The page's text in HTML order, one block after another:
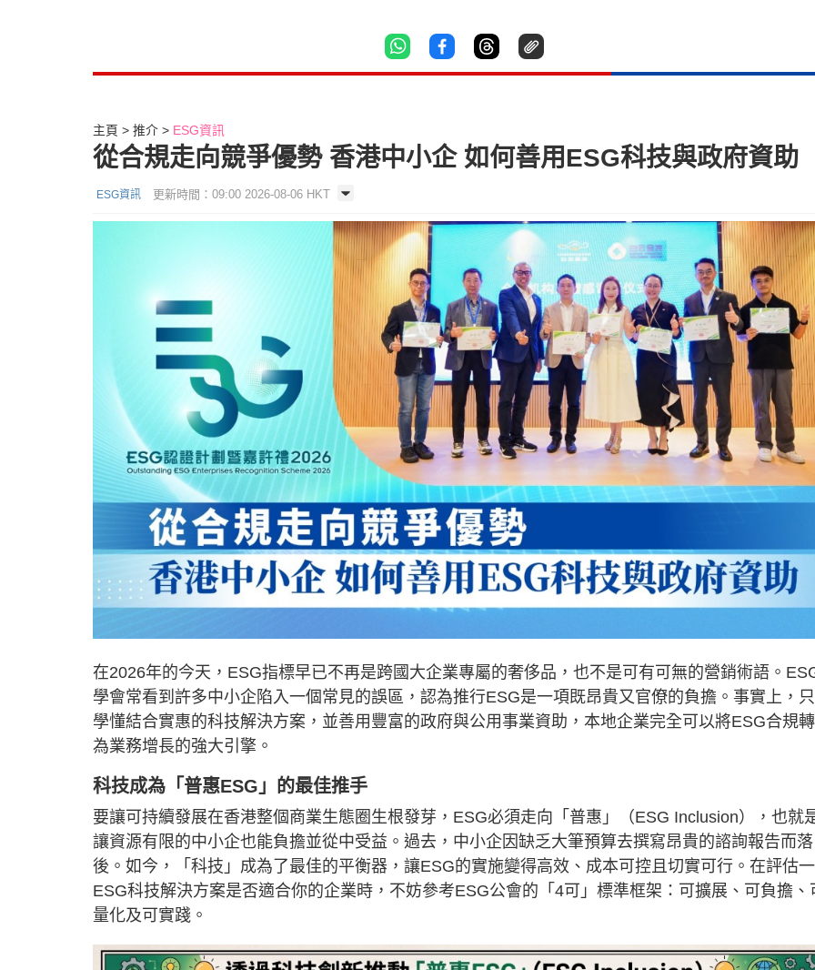
主頁 推介 ESG資訊
從合規走向競爭優勢 香港中小企 如何善用ESG科技與政府資助
ESG資訊 更新時間：09:00 2026-08-06 HKT
在2026年的今天，ESG指標早已不再是跨國大企業專屬的奢侈品，也不是可有可無的營銷術語。
學會常看到許多中小企陷入一個常見的誤區，認為推行ESG是一項既昂貴又官僚的負擔。事實上，
學懂結合實惠的科技解決方案，並善用豐富的政府與公用事業資助，本地企業完全可以將ESG合規
為業務增長的強大引擎。
科技成為「普惠ESG」的最佳推手
要讓可持續發展在香港整個商業生態圈生根發芽，ESG必須走向「普惠」（ESG Inclusion），也就
讓資源有限的中小企也能負擔並從中受益。過去，中小企因缺乏大筆預算去撰寫昂貴的諮詢報告而落
後。如今，「科技」成為了最佳的平衡器，讓ESG的實施變得高效、成本可控且切實可行。在評估
ESG科技解決方案是否適合你的企業時，不妨參考ESG公會的「4可」標準框架：可擴展、可負擔、
量化及可實踐。